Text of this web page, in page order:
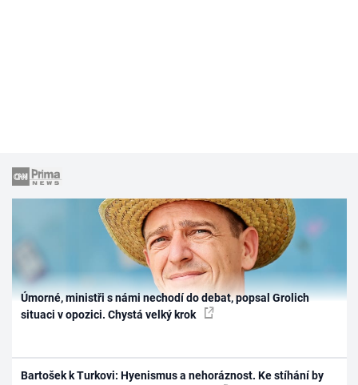
Úmorné, ministři s námi nechodí do debat, popsal Grolich
situaci v opozici. Chystá velký krok
Bartošek k Turkovi: Hyenismus a nehoráznost. Ke stíhání by